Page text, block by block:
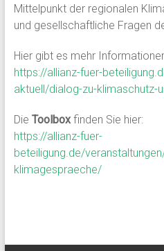
Mittelpunkt der regionalen
und gesellschaftliche Fragen
Hier gibt es mehr
https://allianz-fuer-
aktuell/dialog-zu-klimaschutz-
Die Toolboxfinden Sie hier:
https://allianz-fuer-
beteiligung.de/
klimagespraeche/